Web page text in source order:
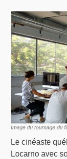
Image du tournage du
Le cinéaste
Locarno avec